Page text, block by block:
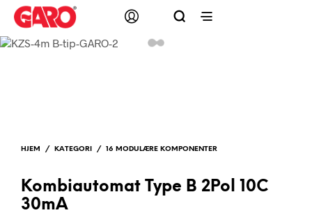
HJEM / KATEGORI / 16 MODULÆRE KOMPONENTER
Kombiautomat Type B 2Pol 10C
30mA